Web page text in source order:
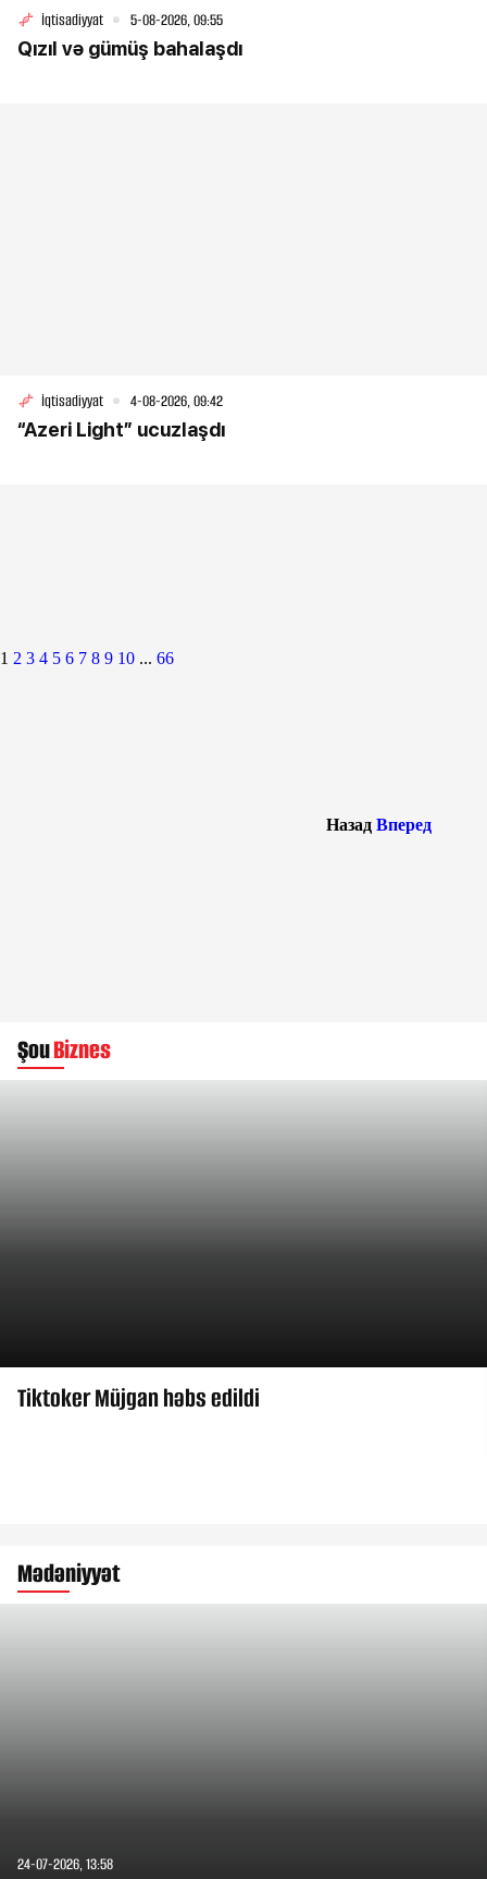
İqtisadiyyat 5-08-2026, 09:55
Qızıl və gümüş bahalaşdı
İqtisadiyyat 4-08-2026, 09:42
“Azeri Light” ucuzlaşdı
1 2 3 4 5 6 7 8 9 10 ... 66
Назад Вперед
ŞouBiznes
Tiktoker Müjgan həbs edildi
Mədəniyyət
24-07-2026, 13:58